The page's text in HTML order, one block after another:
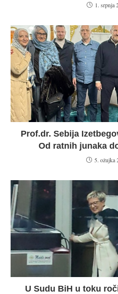
1. srpnja
Prof.dr. Sebija
Od ratnih junaka
5. ožujka
U Sudu BiH u toku